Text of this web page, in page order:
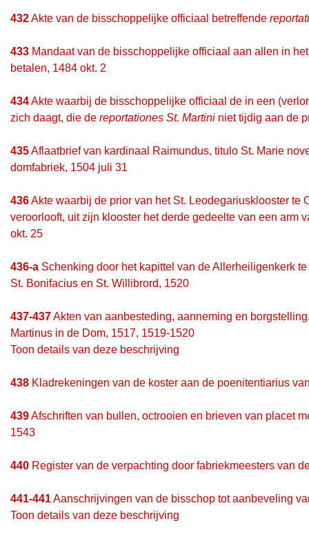
432Akte van de bisschoppelijke officiaal betreffende
433 Mandaat van de bisschoppelijke officiaal aan allen in
betalen, 1484 okt. 2
434Akte waarbij de bisschoppelijke officiaal de in een
zich daagt, die de reportationes St. Martini niet tijdig aan de
435Aflaatbrief van kardinaal Raimundus, titulo St. Marie
domfabriek, 1504 juli 31
436Akte waarbij de prior van het St. Leodegariusklooster te
veroorlooft, uit zijn klooster het derde gedeelte van een arm
okt. 25
436-a Schenking door het kapittel van de Allerheiligenkerk
St. Bonifacius en St. Willibrord, 1520
437-437Akten van aanbesteding, aanneming en
Martinus in de Dom, 1517, 1519-1520
Toon details van deze beschrijving
438 Kladrekeningen van de koster aan de poenitentiarius
439Afschriften van bullen, octrooien en brieven van placet
1543
440 Register van de verpachting door fabriekmeesters van
441-441Aanschrijvingen van de bisschop tot aanbeveling
Toon details van deze beschrijving